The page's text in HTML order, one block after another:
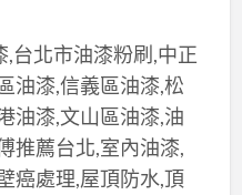
,台北市油漆粉刷,中正
油漆,信義區油漆,松
油漆,文山區油漆,油
推薦台北,室內油漆,
癌處理,屋頂防水,頂